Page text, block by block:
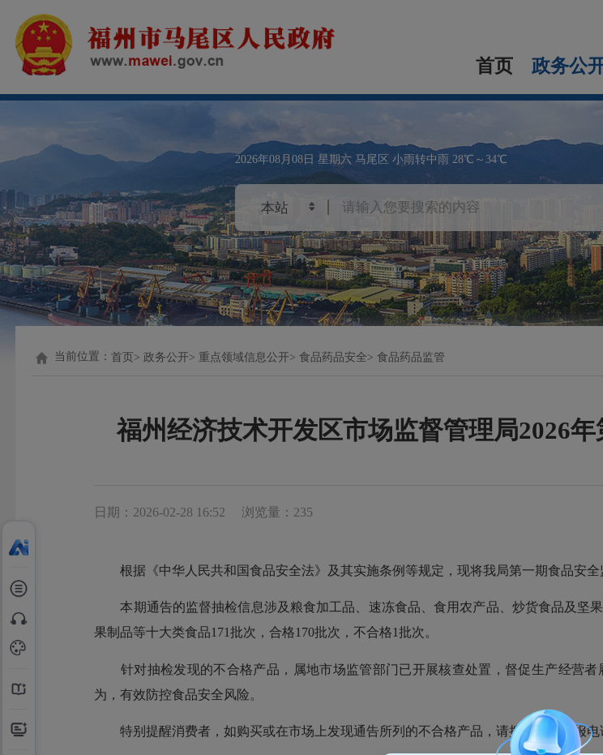
首页 政务公
2026年08月08日 星期六 马尾区 小雨转中雨 28℃～34℃
当前位置：首页 政务公开 重点领域信息公开 食品药品安全 食品药品监管
福州经济技术开发区市场监督管理局2026
日期：2026-02-28 16:52 浏览量：235
根据《中华人民共和国食品安全法》及其实施条例等规定，现将我局第一期食品安全
本期通告的监督抽检信息涉及粮食加工品、速冻食品、食用农产品、炒货食品及坚
果制品等十大类食品171批次，合格170批次，不合格1批次。
针对抽检发现的不合格产品，属地市场监管部门已开展核查处置，督促生产经营者
为，有效防控食品安全风险。
特别提醒消费者，如购买或在市场上发现通告所列的不合格产品，请拨打投诉举报电